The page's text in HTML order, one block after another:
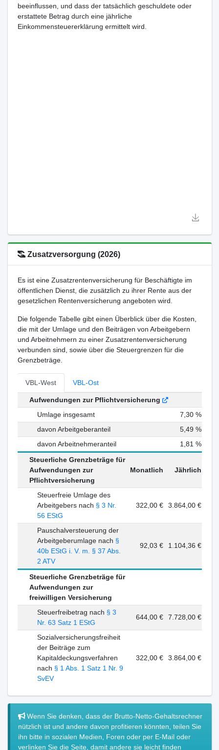
beeinflussen, und dass der tatsächlich geschuldete oder
erstattete Betrag durch eine jährliche
Einkommensteuererklärung ermittelt wird.
Zusatzversorgung (2026)
Es ist eine Zusatzrentenversicherung für Beschäftigte im
öffentlichen Dienst, die zusätzlich zu ihrer Rente aus der
gesetzlichen Rentenversicherung angeboten wird.
Die folgende Tabelle gibt einen Überblick über die Kosten,
die mit der Umlage und den Beiträgen von Arbeitgebern
und Arbeitnehmern zu einer Zusatzrentenversicherung
verbunden sind, sowie über die Steuergrenzen für die
Grenzbeträge.
VBL-West VBL-Ost
Aufwendungen zur Pflichtversicherung
Umlage insgesamt
7,30 %
davon Arbeitgeberanteil
5,49 %
davon Arbeitnehmeranteil
1,81 %
Steuerliche Grenzbeträge für
Aufwendungen zur
Pflichtversicherung
Monatlich Jährlich
Steuerfreie Umlage des
Arbeitgebers nach § 3 Nr.
56 EStG
322,00 € 3.864,00 €
Pauschalversteuerung der
Arbeitgeberumlage nach §
40b EStG i. V. m. § 37 Abs.
2 ATV
92,03 € 1.104,36 €
Steuerliche Grenzbeträge für
Aufwendungen zur
freiwilligen Versicherung
Steuerfreibetrag nach § 3
Nr. 63 Satz 1 EStG
644,00 € 7.728,00 €
Sozialversicherungsfreiheit
der Beiträge zum
Kapitaldeckungsverfahren
nach § 1 Abs. 1 Satz 1 Nr. 9
SvEV
322,00 € 3.864,00 €
Wenn Sie denken, dass der Brutto-Netto-Gehaltsrechner
nützlich ist und andere davon profitieren könnten, teilen Sie
ihn bitte in sozialen Medien, Foren oder per E-Mail oder
verlinken Sie die Seite, damit andere sie leicht finden